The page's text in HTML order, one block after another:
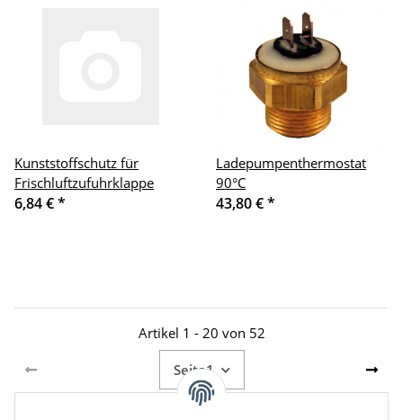
Kunststoffschutz für
Frischluftzufuhrklappe
6,84 €*
Ladepumpenthermostat
90°C
43,80 €*
Artikel 1 - 20 von 52
Seite1